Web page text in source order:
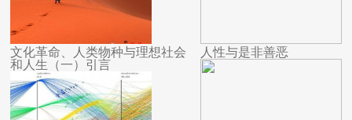
文化革命、人类物种与理想社会
和人生（一）引言
人性与是非善恶